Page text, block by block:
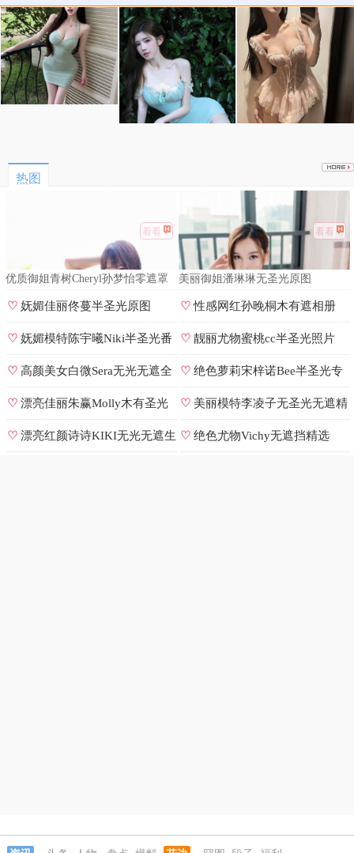
热图
看看
优质御姐青树Cheryl孙梦怡零遮罩
看看
美丽御姐潘琳琳无圣光原图
♡妩媚佳丽佟蔓半圣光原图 ♡性感网红孙晚桐木有遮相册
♡妩媚模特陈宇曦Niki半圣光番
号
♡ 靓丽尤物蜜桃cc半圣光照片
♡高颜美女白微Sera无光无遮全
集
♡ 绝色萝莉宋梓诺Bee半圣光专
辑
♡漂亮佳丽朱赢Molly木有圣光
原图
♡ 美丽模特李凌子无圣光无遮精
选
♡漂亮红颜诗诗KIKI无光无遮生 ♡ 绝色尤物Vichy无遮挡精选